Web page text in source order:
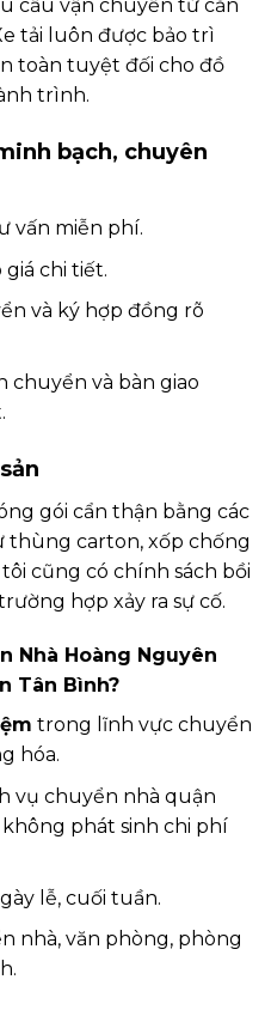
cầu vận chuyển từ căn
tải luôn được bảo trì
toàn tuyệt đối cho đồ
trình.
bạch, chuyên
vấn miễn phí.
giá chi tiết.
và ký hợp đồng rõ
chuyển và bàn giao
gói cẩn thận bằng các
carton, xốp chống
cũng có chính sách bồi
hợp xảy ra sự cố.
Nhà Hoàng Nguyên
Tân Bình?
trong lĩnh vực chuyển
hóa.
vụ chuyển nhà quận
phát sinh chi phí
lễ, cuối tuần.
nhà, văn phòng, phòng